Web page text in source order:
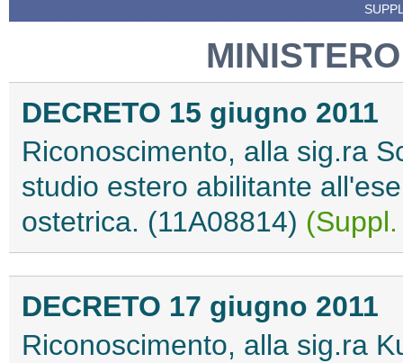
DECRETO 15 giugno 2011
Riconoscimento, alla sig.ra
studio estero abilitante
ostetrica. (11A08814)
DECRETO 17 giugno 2011
Riconoscimento, alla sig.ra